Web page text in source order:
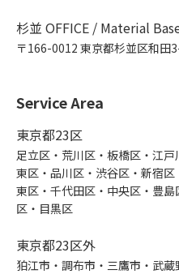
杉並 OFFICE / Material
〒166-0012 東京都杉並区和田
Service Area
東京都23区
足立区・荒川区・板橋区・江
東区・品川区・渋谷区・新宿
東区・千代田区・中央区・豊
区・目黒区
東京都23区外
狛江市・調布市・三鷹市・武蔵